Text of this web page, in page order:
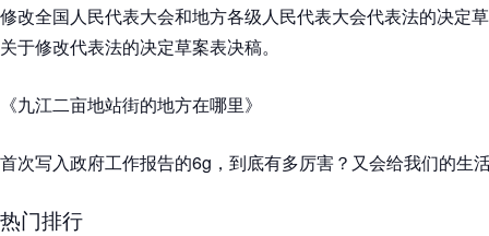
修改全国人民代表大会和地方各级人民代表大会代表法的决定
关于修改代表法的决定草案表决稿。
《九江二亩地站街的地方在哪里》
首次写入政府工作报告的6g，到底有多厉害？又会给我们的生
热门排行